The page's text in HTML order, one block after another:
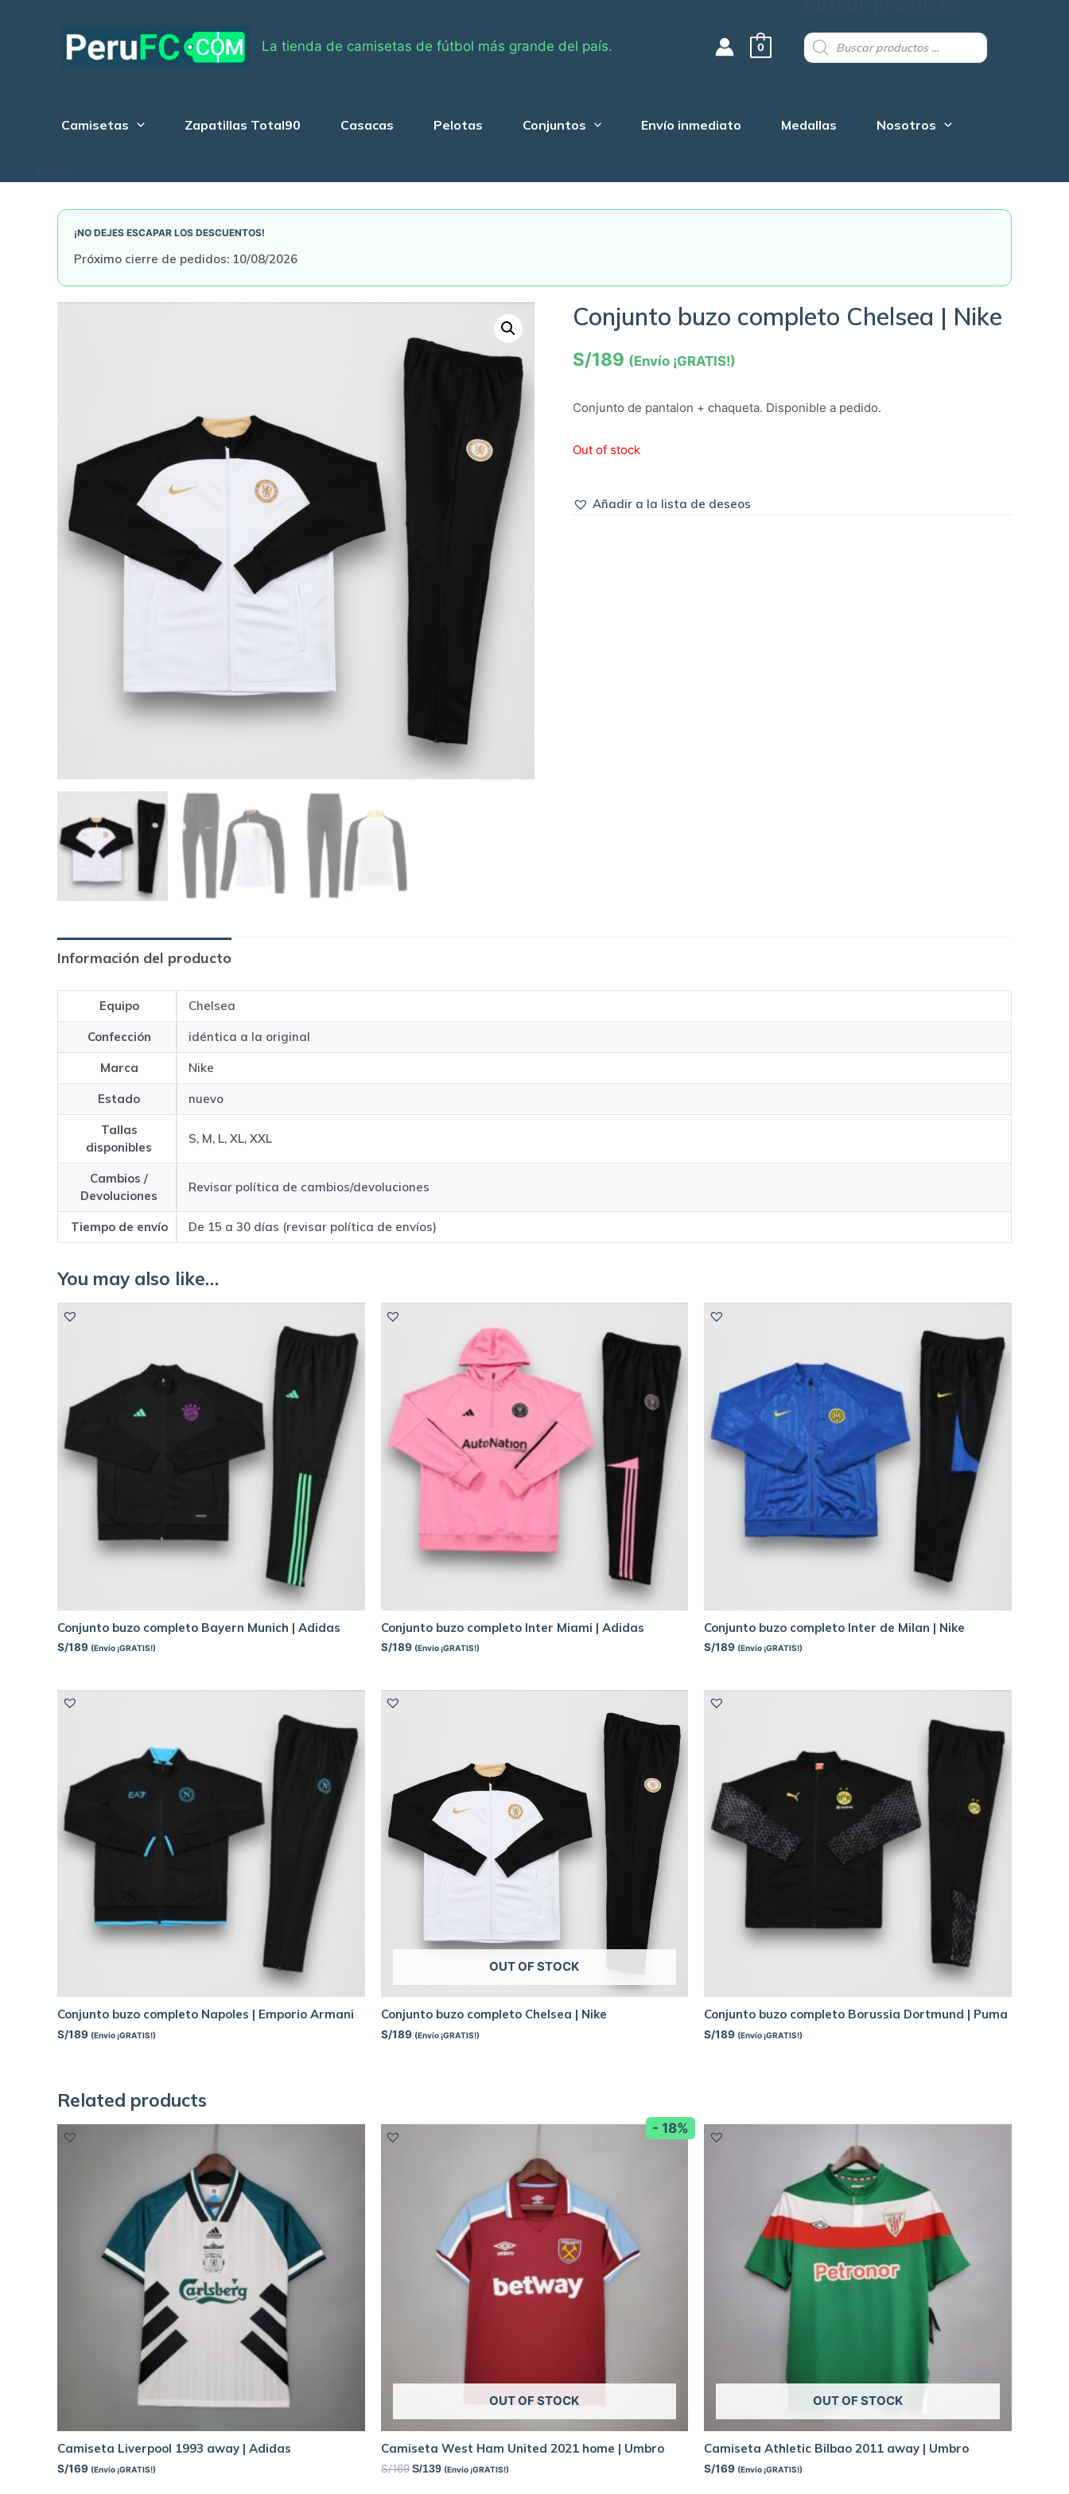
La tienda de camisetas de fútbol más grande del país. 0
Products
search
Camisetas Zapatillas Total90 Casacas Pelotas Conjuntos Envío inmediato Medallas Nosotros
¡NO DEJES ESCAPAR LOS DESCUENTOS!
Próximo cierre de pedidos: 10/08/2026
Conjunto buzo completo Chelsea | Nike
S/189 (Envío ¡GRATIS!)
Conjunto de pantalon + chaqueta. Disponible a pedido.
Out of stock
Añadir a la lista de deseos
Información del producto
Equipo Chelsea
Confección idéntica a la original
Marca Nike
Estado nuevo
Tallas
disponibles
S, M, L, XL, XXL
Cambios /
Devoluciones
Revisar política de cambios/devoluciones
Tiempo de envío De 15 a 30 días (revisar política de envíos)
You may also like…
Conjunto buzo completo Bayern Munich | Adidas
S/189 (Envío ¡GRATIS!)
Conjunto buzo completo Inter Miami | Adidas
S/189 (Envío ¡GRATIS!)
Conjunto buzo completo Inter de Milan | Nike
S/189 (Envío ¡GRATIS!)
Conjunto buzo completo Napoles | Emporio Armani
S/189 (Envío ¡GRATIS!)
OUT OF STOCK
Conjunto buzo completo Chelsea | Nike
S/189 (Envío ¡GRATIS!)
Conjunto buzo completo Borussia Dortmund | Puma
S/189 (Envío ¡GRATIS!)
Related products
Camiseta Liverpool 1993 away | Adidas
S/169 (Envío ¡GRATIS!)
- 18%
OUT OF STOCK
Camiseta West Ham United 2021 home | Umbro
S/169 S/139 (Envío ¡GRATIS!)
OUT OF STOCK
Camiseta Athletic Bilbao 2011 away | Umbro
S/169 (Envío ¡GRATIS!)